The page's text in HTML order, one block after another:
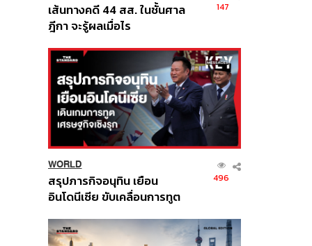
เส้นทางคดี 44 สส. ในชั้นศาล
ฎีกา จะรู้ผลเมื่อไร
147
WORLD
สรุปภารกิจอนุทิน เยือน
อินโดนีเซีย ขับเคลื่อนการทูต
ส่วนยุทธศาสตร์ไทย –
496